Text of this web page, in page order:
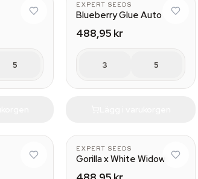
5
EXPERT SEEDS
Blueberry Glue Auto
488,95 kr
3 5
EXPERT SEEDS
Gorilla x White Widow